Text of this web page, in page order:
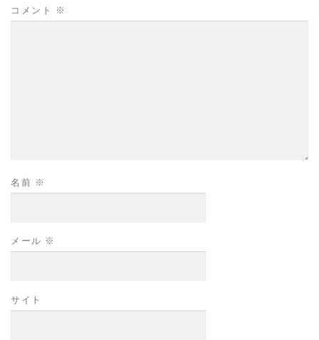
コメント ※
名前 ※
メール ※
サイト